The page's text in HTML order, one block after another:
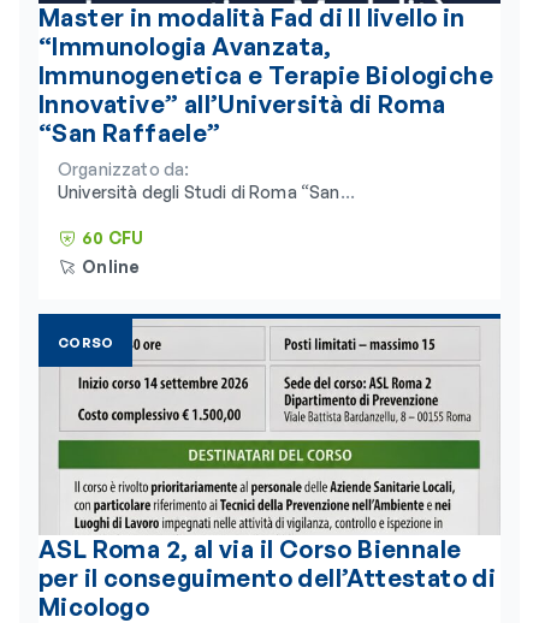
Master in modalità Fad di II livello in
“Immunologia Avanzata,
Immunogenetica e Terapie Biologiche
Innovative” all’Università di Roma
“San Raffaele”
Organizzato da:
Università degli Studi di Roma “San
Humanitas
60 CFU
Online
CORSO
ASL Roma 2, al via il Corso Biennale
per il conseguimento dell’Attestato di
Micologo